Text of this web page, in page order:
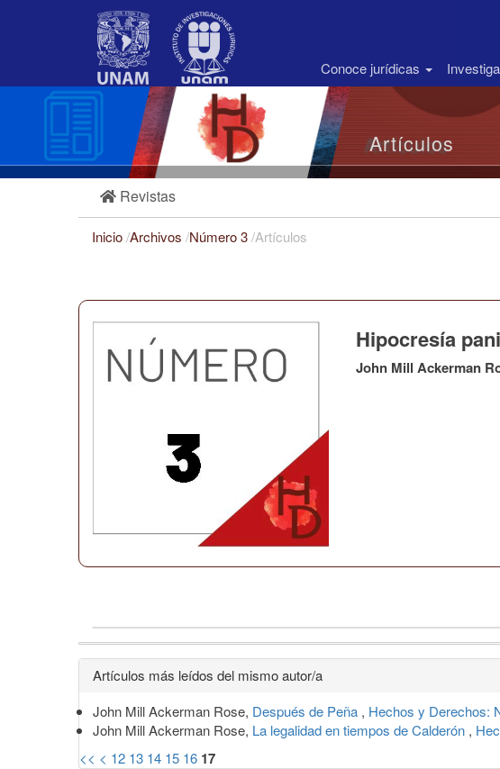
Barra
Conoce jurídicas
Artículos
Revistas
Inicio/Archivos /Número 3/Artículos
Hipocresía
John Mill Ackerman
Detalles
del
artículo
Artículos más leídos del mismo autor/a
John Mill Ackerman Rose, Después de Peña , Hechos y Derechos:
John Mill Ackerman Rose, La legalidad en tiempos de Calderón ,
<< < 12 13 14 15 16 17